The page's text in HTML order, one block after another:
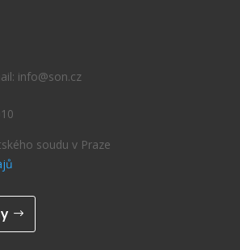
info@son.cz
soudu v Praze